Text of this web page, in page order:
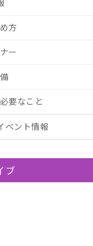
方
ー
要なこと
ベント情報
ブ